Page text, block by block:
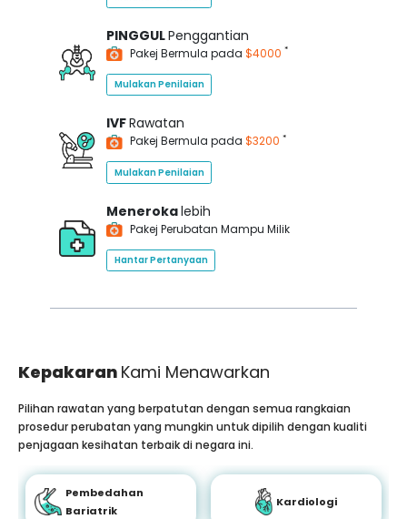
PINGGULPenggantian
Pakej Bermula pada $4000 *
Mulakan Penilaian
IVFRawatan
Pakej Bermula pada $3200 *
Mulakan Penilaian
Menerokalebih
Pakej Perubatan Mampu Milik
Hantar Pertanyaan
Kepakaran Kami Menawarkan
Pilihan rawatan yang berpatutan dengan semua rangkaian
prosedur perubatan yang mungkin untuk dipilih dengan kualiti
penjagaan kesihatan terbaik di negara ini.
Pembedahan
Bariatrik
Kardiologi